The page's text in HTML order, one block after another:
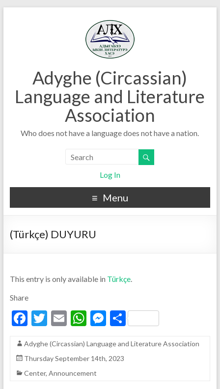
Adyghe (Circassian)
Language and Literature
Association
Who does not have a language does not have a nation.
Log In
Menu
(Türkçe) DUYURU
This entry is only available in Türkçe.
Share
F
e
b
o
T
itt
er
E
ai
l
W
at
s
A
M
se
n
S
ar
Adyghe (Circassian) Language and Literature Association
Thursday September 14th, 2023
Center, Announcement